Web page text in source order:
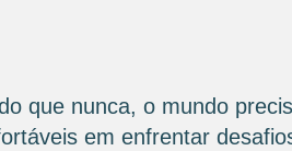
que nunca, o mundo
​​em enfrentar